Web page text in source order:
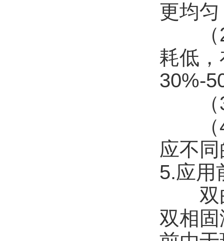
更均
（2
耗低
30%-
（3
（4
应不
5.应用
双曲
双相